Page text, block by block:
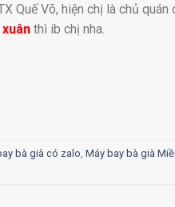
Quế Võ, hiện chị là chủ quán
thì ib chị nha.
bà già có zalo Máy bay bà già